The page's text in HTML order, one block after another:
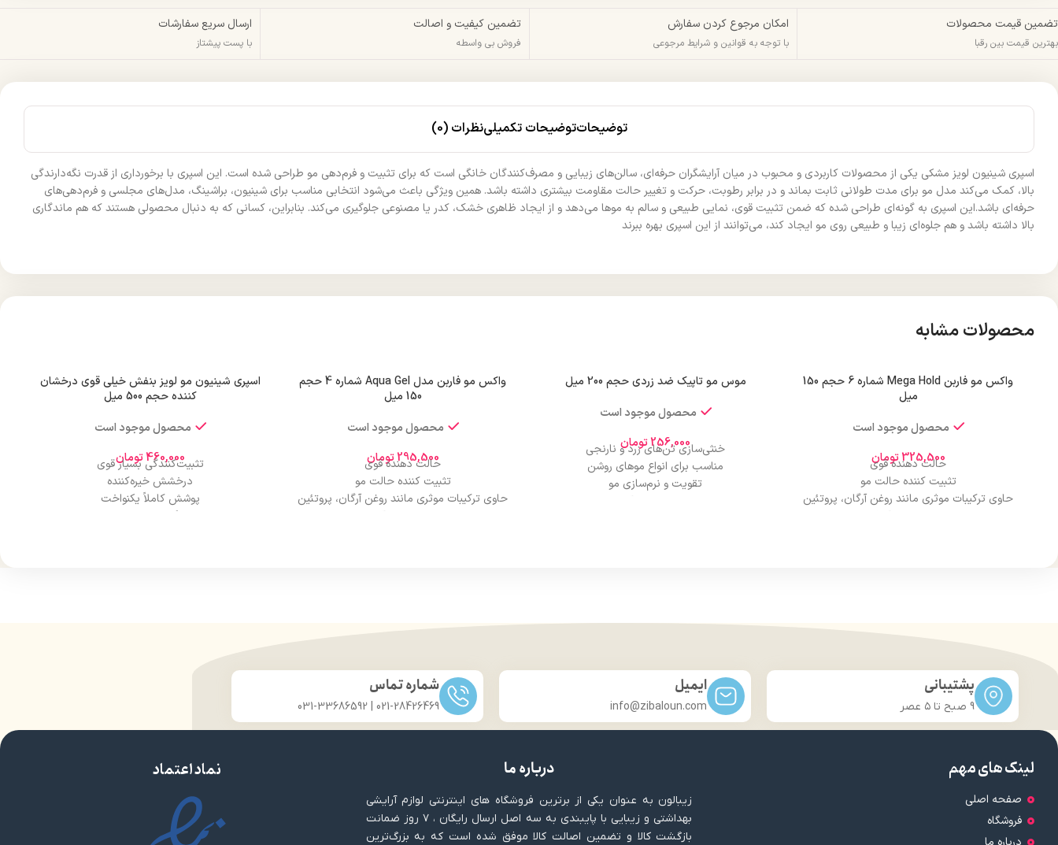
تضمین قیمت محصولات
بهترین قیمت بین رقبا
امکان مرجوع کردن سفارش
با توجه به قوانین و شرایط مرجوعی
تضمین کیفیت و اصالت
فروش بی واسطه
ارسال سریع سفارشات
با پست پیشتاز
توضیحاتتوضیحات تکمیلینظرات (0)
اسپری شینیون لویز مشکی یکی از محصولات کاربردی و محبوب در میان آرایشگران حرفه‌ای، سالن‌های زیبایی و مصرف‌کنندگان خانگی است که برای تثبیت و فرم‌دهی مو طراحی شده است. این اسپری با برخورداری از قدرت نگه‌دارندگی
بالا، کمک می‌کند مدل مو برای مدت طولانی ثابت بماند و در برابر رطوبت، حرکت و تغییر حالت مقاومت بیشتری داشته باشد. همین ویژگی باعث می‌شود انتخابی مناسب برای شینیون، براشینگ، مدل‌های مجلسی و فرم‌دهی‌های
حرفه‌ای باشد.این اسپری به گونه‌ای طراحی شده که ضمن تثبیت قوی، نمایی طبیعی و سالم به موها می‌دهد و از ایجاد ظاهری خشک، کدر یا مصنوعی جلوگیری می‌کند. بنابراین، کسانی که به دنبال محصولی هستند که هم ماندگاری
بالا داشته باشد و هم جلوه‌ای زیبا و طبیعی روی مو ایجاد کند، می‌توانند از این اسپری بهره ببرند
محصولات مشابه
واکس مو فاربن Mega Hold شماره 6 حجم 150
میل
محصول موجود است
325,500 تومان
حالت دهنده قوی
تثبیت کننده حالت مو
حاوی ترکیبات موثری مانند روغن آرگان، پروتئین
موس مو تاپیک ضد زردی حجم 200 میل
محصول موجود است
256,000تومان
خنثی‌سازی تن‌های زرد و نارنجی
مناسب برای انواع موهای روشن
تقویت و نرم‌سازی مو
واکس مو فاربن مدل Aqua Gel شماره 4 حجم
150 میل
محصول موجود است
295,500تومان
حالت دهنده قوی
تثبیت کننده حالت مو
حاوی ترکیبات موثری مانند روغن آرگان، پروتئین
اسپری شینیون مو لویز بنفش خیلی قوی درخشان
کننده حجم 500 میل
محصول موجود است
460,000تومان
تثبیت‌کنندگی بسیار قوی
درخشش خیره‌کننده
پوشش کاملاً یکنواخت
ماندگاری طولانی‌مدت
پشتیبانی
9 صبح تا ۵ عصر
ایمیل
info@zibaloun.com
شماره تماس
021-28426469 | 031-33686592
لینک های مهم
صفحه اصلی
فروشگاه
درباره ما
زیبالون به عنوان یکی از برترین فروشگاه های اینترنتی لوازم آرایشی
بهداشتی و زیبایی با پایبندی به سه اصل ارسال رایگان ، ۷ روز ضمانت
بازگشت کالا و تضمین اصالت کالا موفق شده است که به بزرگ‌ترین
نماد اعتماد